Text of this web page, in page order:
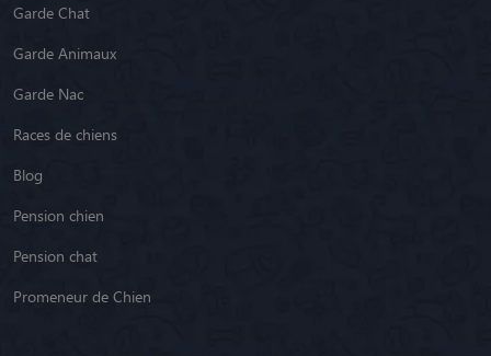
Garde Chat
Garde Animaux
Garde Nac
Races de chiens
Blog
Pension chien
Pension chat
Promeneur de Chien